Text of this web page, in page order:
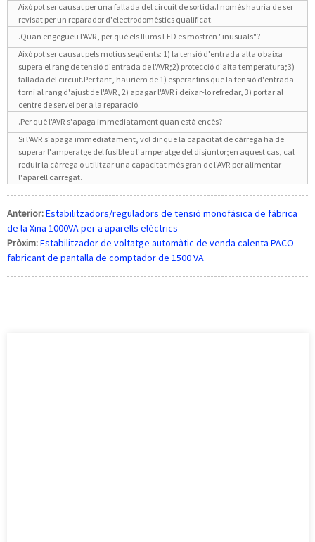
Això pot ser causat per una fallada del circuit de sortida.I només hauria de ser
revisat per un reparador d'electrodomèstics qualificat.
.Quan engegueu l'AVR, per què els llums LED es mostren "inusuals"?
Això pot ser causat pels motius següents: 1) la tensió d'entrada alta o baixa
supera el rang de tensió d'entrada de l'AVR;2) protecció d'alta temperatura;3)
fallada del circuit.Per tant, hauríem de 1) esperar fins que la tensió d'entrada
torni al rang d'ajust de l'AVR, 2) apagar l'AVR i deixar-lo refredar, 3) portar al
centre de servei per a la reparació.
.Per què l'AVR s'apaga immediatament quan està encès?
Si l'AVR s'apaga immediatament, vol dir que la capacitat de càrrega ha de
superar l'amperatge del fusible o l'amperatge del disjuntor;en aquest cas, cal
reduir la càrrega o utilitzar una capacitat més gran de l'AVR per alimentar
l'aparell carregat.
Anterior:Estabilitzadors/reguladors de tensió monofàsica de fàbrica
de la Xina 1000VA per a aparells elèctrics
Pròxim:Estabilitzador de voltatge automàtic de venda calenta PACO -
fabricant de pantalla de comptador de 1500 VA